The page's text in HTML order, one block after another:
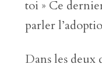
toi » Ce
parler
Dans les deux